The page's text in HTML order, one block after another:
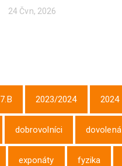
24 Čvn, 2026
7.B 2023/2024 2024
dobrovolníci dovolená
exponáty fyzika